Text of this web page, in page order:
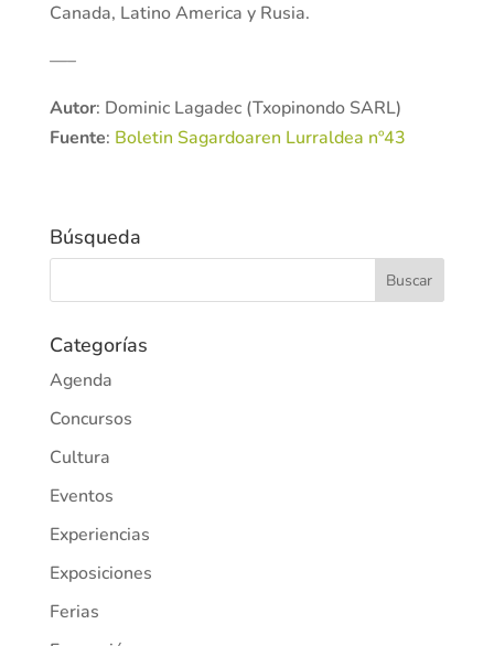
Canada, Latino America y Rusia.
—–
Autor: Dominic Lagadec (Txopinondo SARL)
Fuente: Boletin Sagardoaren Lurraldea nº43
Búsqueda
Categorías
Agenda
Concursos
Cultura
Eventos
Experiencias
Exposiciones
Ferias